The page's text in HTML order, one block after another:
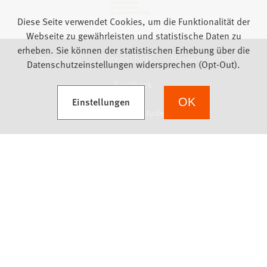
Impressum Datenschutz
Barrierefreiheit
Feedback
Diese Seite verwendet Cookies, um die Funktionalität der
Webseite zu gewährleisten und statistische Daten zu
erheben. Sie können der statistischen Erhebung über die
Datenschutzeinstellungen widersprechen (Opt-Out).
Einstellungen
(Öffnet in einem neuen Tab) OK